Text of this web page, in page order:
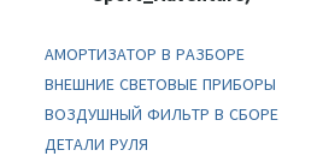
АМОРТИЗАТОР В РАЗБОРЕ
ВНЕШНИЕ СВЕТОВЫЕ ПРИБОРЫ
ВОЗДУШНЫЙ ФИЛЬТР В СБОРЕ
ДЕТАЛИ РУЛЯ